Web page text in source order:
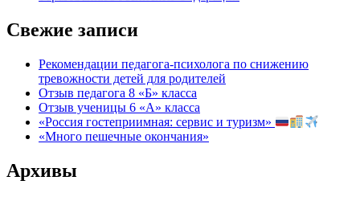
Свежие записи
Рекомендации педагога-психолога по снижению
тревожности детей для родителей
Отзыв педагога 8 «Б» класса
Отзыв ученицы 6 «А» класса
«Россия гостеприимная: сервис и туризм»
«Много пешечные окончания»
Архивы